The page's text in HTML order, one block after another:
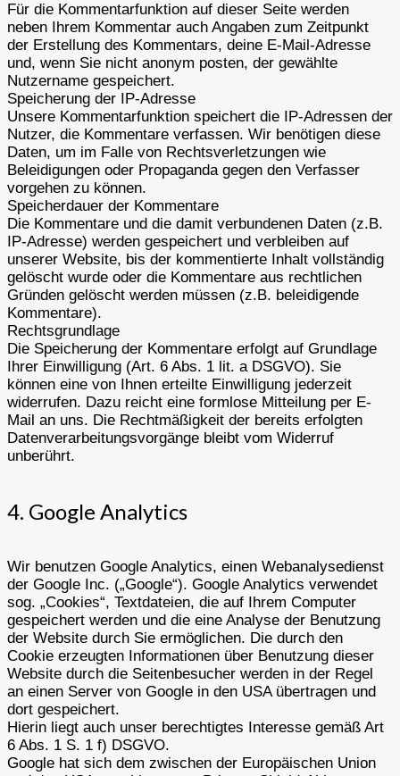
Für die Kommentarfunktion auf dieser Seite werden
neben Ihrem Kommentar auch Angaben zum Zeitpunkt
der Erstellung des Kommentars, deine E-Mail-Adresse
und, wenn Sie nicht anonym posten, der gewählte
Nutzername gespeichert.
Speicherung der IP-Adresse
Unsere Kommentarfunktion speichert die IP-Adressen der
Nutzer, die Kommentare verfassen. Wir benötigen diese
Daten, um im Falle von Rechtsverletzungen wie
Beleidigungen oder Propaganda gegen den Verfasser
vorgehen zu können.
Speicherdauer der Kommentare
Die Kommentare und die damit verbundenen Daten (z.B.
IP-Adresse) werden gespeichert und verbleiben auf
unserer Website, bis der kommentierte Inhalt vollständig
gelöscht wurde oder die Kommentare aus rechtlichen
Gründen gelöscht werden müssen (z.B. beleidigende
Kommentare).
Rechtsgrundlage
Die Speicherung der Kommentare erfolgt auf Grundlage
Ihrer Einwilligung (Art. 6 Abs. 1 lit. a DSGVO). Sie
können eine von Ihnen erteilte Einwilligung jederzeit
widerrufen. Dazu reicht eine formlose Mitteilung per E-
Mail an uns. Die Rechtmäßigkeit der bereits erfolgten
Datenverarbeitungsvorgänge bleibt vom Widerruf
unberührt.
4. Google Analytics
Wir benutzen Google Analytics, einen Webanalysedienst
der Google Inc. („Google“). Google Analytics verwendet
sog. „Cookies“, Textdateien, die auf Ihrem Computer
gespeichert werden und die eine Analyse der Benutzung
der Website durch Sie ermöglichen. Die durch den
Cookie erzeugten Informationen über Benutzung dieser
Website durch die Seitenbesucher werden in der Regel
an einen Server von Google in den USA übertragen und
dort gespeichert.
Hierin liegt auch unser berechtigtes Interesse gemäß Art
6 Abs. 1 S. 1 f) DSGVO.
Google hat sich dem zwischen der Europäischen Union